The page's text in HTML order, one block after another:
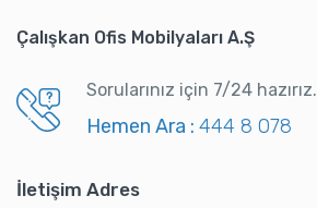
Çalışkan Ofis Mobilyaları A.Ş
Sorularınız için 7/24 hazırız.
Hemen Ara : 444 8 078
İletişim Adres